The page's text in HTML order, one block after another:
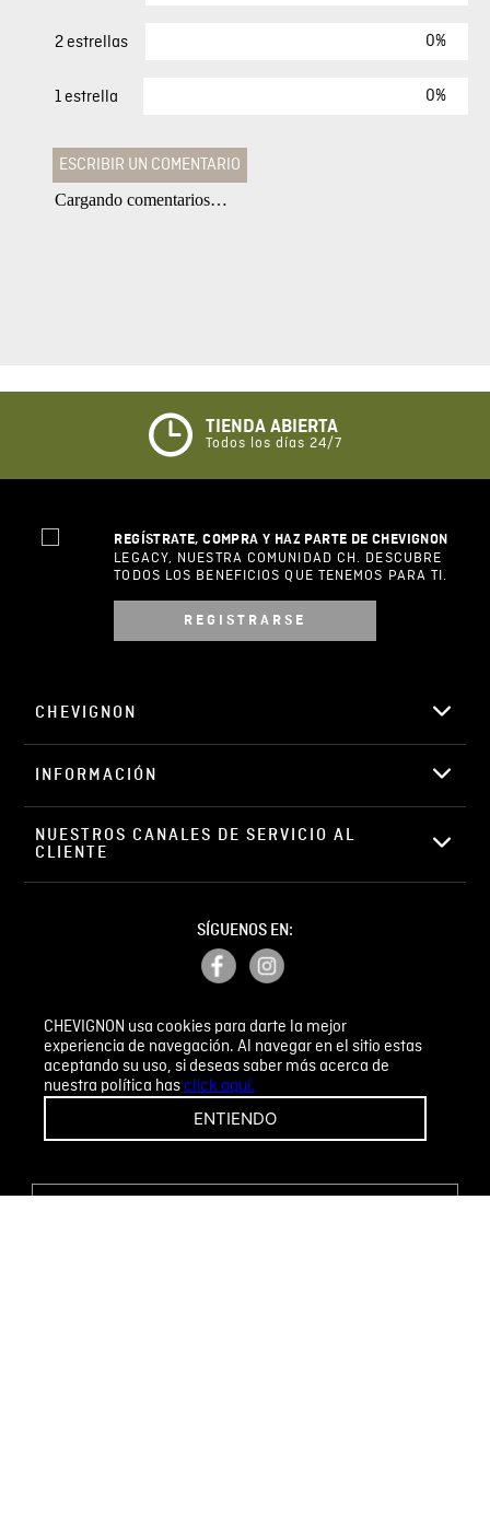
CHEVIGNON usa cookies para darte la mejor
experiencia de navegación. Al navegar en el sitio estas
aceptando su uso, si deseas saber más acerca de
nuestra política hasclick aquí.
ENTIENDO
2 estrellas 0%
1 estrella 0%
ESCRIBIR UN COMENTARIO
Califique el producto de 1 a 5 estrellas
★☆ ☆
Su nombre
Correo electrónico
ENVIAR COMENTARIO
Cargando comentarios…
TIENDA ABIERTA
Todos los días 24/7
REGÍSTRATE, COMPRA Y HAZ PARTE DE CHEVIGNON
LEGACY, NUESTRA COMUNIDAD CH. DESCUBRE
TODOS LOS BENEFICIOS QUE TENEMOS PARA TI.
REGISTRARSE
CHEVIGNON
INFORMACIÓN
NUESTROS CANALES DE SERVICIO AL
CLIENTE
SÍGUENOS EN:
PETICIONES, QUEJAS Y RECLAMOS
¡CAMBIOS Y DEVOLUCIONES FÁCILES!